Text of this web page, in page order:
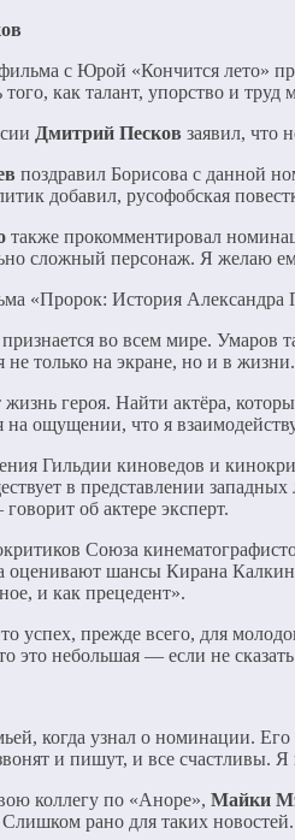
с Юрой «Кончится лето»
как талант, упорство и труд
Дмитрий Песков заявил, что
поздравил Борисова с данной
добавил, русофобская
также прокомментировал
сложный персонаж. Я желаю
«Пророк: История
во всем мире. Умаров
не только на экране, но и в жизни.
героя. Найти актёра,
на ощущении, что я
Гильдии киноведов и
в представлении
об актере эксперт.
Союза
оценивают шансы Кирана
и как прецедент».
успех, прежде всего, для
это небольшая — если не
когда узнал о номинации.
и пишут, и все счастливы. Я
коллегу по «Аноре», Майки
рано для таких новостей.